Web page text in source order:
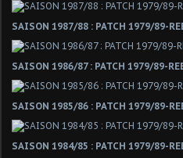
SAISON 1987/88 : PATCH 1979/89-
SAISON 1986/87 : PATCH 1979/89-
SAISON 1985/86 : PATCH 1979/89-
SAISON 1984/85 : PATCH 1979/89-